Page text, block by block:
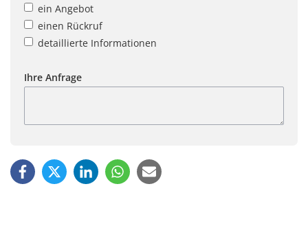
ein Angebot
einen Rückruf
detaillierte Informationen
Ihre Anfrage